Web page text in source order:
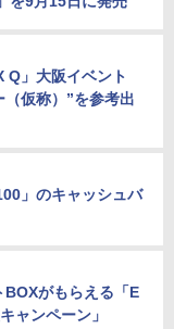
Q」大阪イベント
仮称）”を参考出
」のキャッシュバ
BOXがもらえる「E
ャンペーン」